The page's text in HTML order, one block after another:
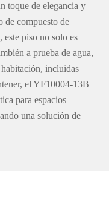
toque de elegancia y
de compuesto de
este piso no solo es
a prueba de agua,
incluidas
el YF10004-13B
para espacios
una solución de